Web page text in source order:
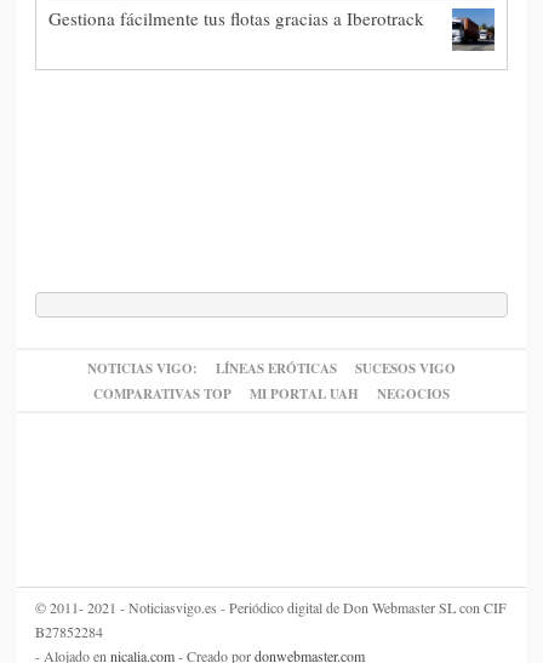
Gestiona fácilmente tus flotas gracias a Iberotrack
NOTICIAS VIGO: LÍNEAS ERÓTICAS
SUCESOS VIGO
COMPARATIVAS TOP
MI PORTAL UAH NEGOCIOS
© 2011- 2021 - Noticiasvigo.es - Periódico digital de Don Webmaster SL con CIF
B27852284
- Alojado en nicalia.com- Creado pordonwebmaster.com